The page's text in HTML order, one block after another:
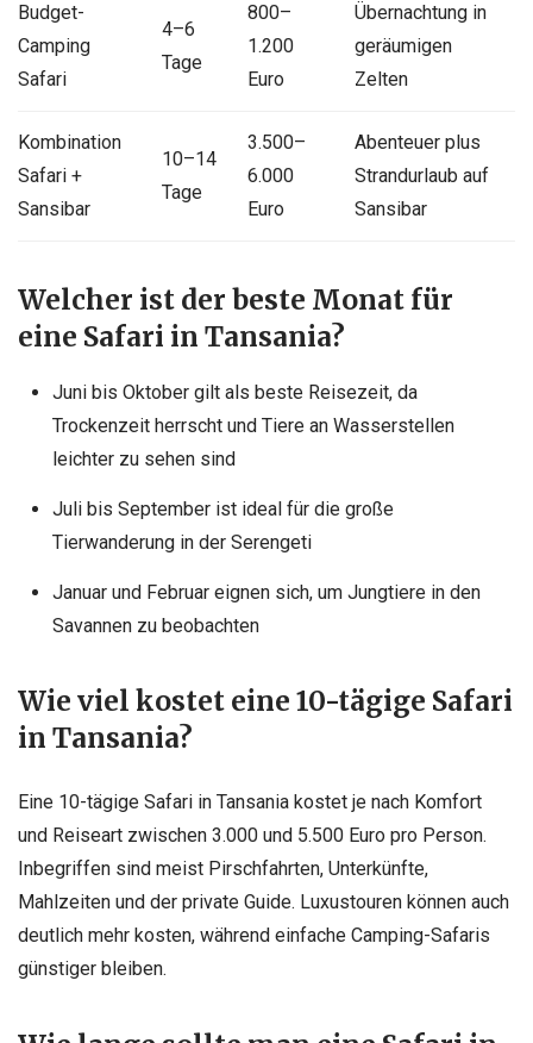
Budget-
Camping
Safari
4–6
Tage
800–
1.200
Euro
Übernachtung in
geräumigen
Zelten
Kombination
Safari +
Sansibar
10–14
Tage
3.500–
6.000
Euro
Abenteuer plus
Strandurlaub auf
Sansibar
Welcher ist der beste Monat für
eine Safari in Tansania?
Juni bis Oktober gilt als beste Reisezeit, da
Trockenzeit herrscht und Tiere an Wasserstellen
leichter zu sehen sind
Juli bis September ist ideal für die große
Tierwanderung in der Serengeti
Januar und Februar eignen sich, um Jungtiere in den
Savannen zu beobachten
Wie viel kostet eine 10-tägige Safari
in Tansania?
Eine 10-tägige Safari in Tansania kostet je nach Komfort
und Reiseart zwischen 3.000 und 5.500 Euro pro Person.
Inbegriffen sind meist Pirschfahrten, Unterkünfte,
Mahlzeiten und der private Guide. Luxustouren können auch
deutlich mehr kosten, während einfache Camping-Safaris
günstiger bleiben.